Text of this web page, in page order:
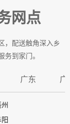
网点
，配送触角深入乡
务到家门。
广东 广